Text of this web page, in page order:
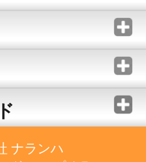
ナランハ